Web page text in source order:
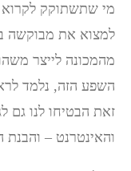
מי שתשתוקק
למצוא את מבוקשה
מהמכונה לייצר
השפע הזה, נלמד
זאת הבטיחו לנו גם
והאינטרנט –